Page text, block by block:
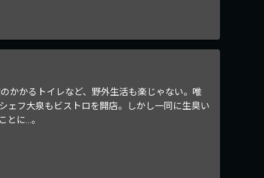
かかるトイレなど、野外生活も楽じゃない。唯
ェフ大泉もビストロを開店。しかし一同に生臭い
とに…。